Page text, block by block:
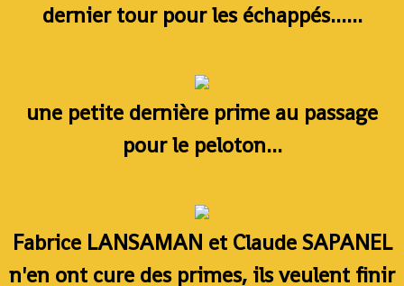
dernier tour pour les échappés......
une petite dernière prime au passage
pour le peloton...
Fabrice LANSAMAN et Claude SAPANEL
n'en ont cure des primes, ils veulent finir